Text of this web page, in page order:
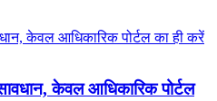
केवल आधिकारिक पोर्टल